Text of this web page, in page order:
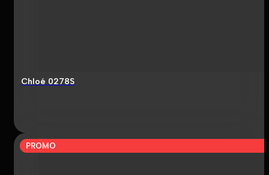
Chloé 0278S
PROMO